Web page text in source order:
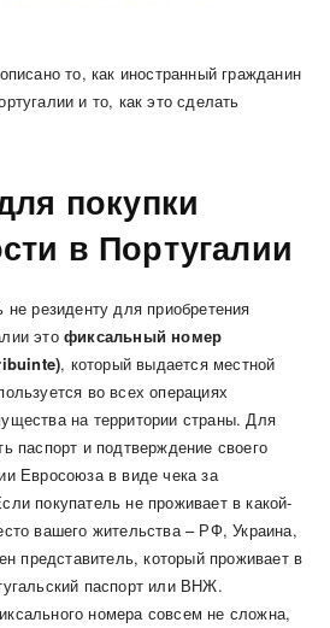
то, как иностранный гражданин
и то, как это сделать
покупки
в Португалии
резиденту для приобретения
это фиксальный номер
, который выдается местной
во всех операциях
на территории страны. Для
паспорт и подтверждение своего
Евросоюза в виде чека за
покупатель не проживает в какой-
вашего жительства – РФ, Украина,
представитель, который проживает в
паспорт или ВНЖ.
номера совсем не сложна,